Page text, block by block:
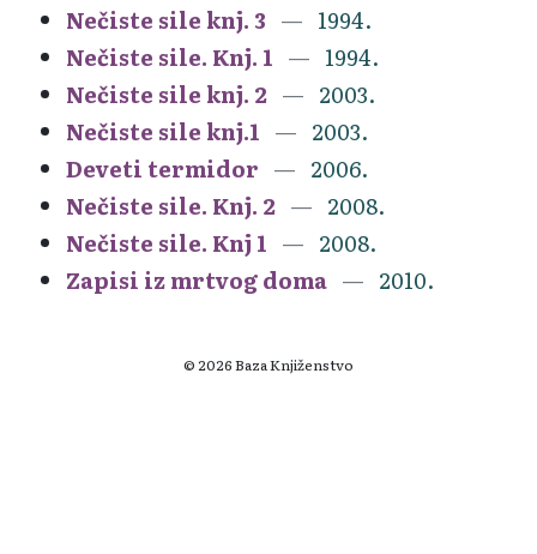
Nečiste sile knj. 3
1994.
Nečiste sile. Knj. 1
1994.
Nečiste sile knj. 2
2003.
Nečiste sile knj.1
2003.
Deveti termidor
2006.
Nečiste sile. Knj. 2
2008.
Nečiste sile. Knj 1
2008.
Zapisi iz mrtvog doma
2010.
© 2026 Baza Knjiženstvo